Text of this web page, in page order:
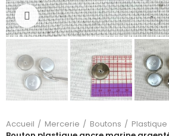
Cliquez pour agrandir
Accueil Mercerie Boutons
Plastique